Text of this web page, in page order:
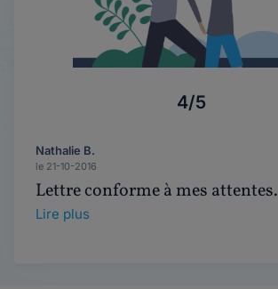
4/5
Nathalie B.
le 21-10-2016
Lettre conforme à mes attentes.
Lire plus